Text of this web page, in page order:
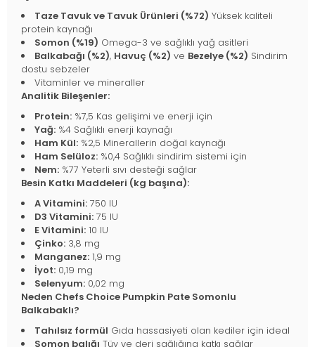
Taze Tavuk ve Tavuk Ürünleri (%72) Yüksek kaliteli
protein kaynağı
Somon (%19) Omega-3 ve sağlıklı yağ asitleri
Balkabağı (%2), Havuç (%2) ve Bezelye (%2) Sindirim
dostu sebzeler
Vitaminler ve mineraller
Analitik Bileşenler:
Protein: %7,5 Kas gelişimi ve enerji için
Yağ: %4 Sağlıklı enerji kaynağı
Ham Kül: %2,5 Minerallerin doğal kaynağı
Ham Selüloz: %0,4 Sağlıklı sindirim sistemi için
Nem: %77 Yeterli sıvı desteği sağlar
Besin Katkı Maddeleri (kg başına):
A Vitamini: 750 IU
D3 Vitamini: 75 IU
E Vitamini: 10 IU
Çinko: 3,8 mg
Manganez: 1,9 mg
İyot: 0,19 mg
Selenyum: 0,02 mg
Neden Chefs Choice Pumpkin Pate Somonlu
Balkabaklı?
Tahılsız formül Gıda hassasiyeti olan kediler için ideal
Somon balığı Tüy ve deri sağlığına katkı sağlar